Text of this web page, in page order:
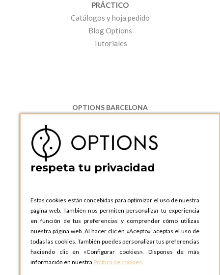
PRÁCTICO
Catálogos y hoja pedido
Blog Options
Tutoriales
OPTIONS BARCELONA
08130 Santa Perpetua de Moguda, Barcelona
ESPAñA
Teléfono:
+34 935 724 041
OPTIONS BARCELONA SHOWROOM
ESPAñA
Teléfono:+34 935 724 041
OPTIONS MADRID
C. Lucio Emilio Cándido, 6,
28803 Alcalá de Henares, Madrid
ESPAñA
respeta tu privacidad
Estas cookies están concebidas para optimizar el uso de nuestra
página web. También nos permiten personalizar tu experiencia
en función de tus preferencias y comprender cómo utilizas
nuestra página web. Al hacer clic en «Acepto», aceptas el uso de
todas las cookies. También puedes personalizar tus preferencias
haciendo clic en «Configurar cookies». Dispones de más
información en nuestra Política de cookies.